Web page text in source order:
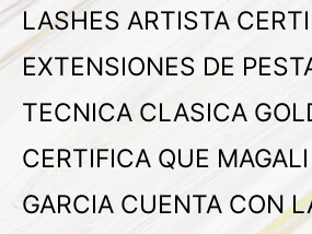
LASHES ARTISTA
EXTENSIONES DE
TECNICA CLASICA
CERTIFICA QUE
GARCIA CUENTA CON